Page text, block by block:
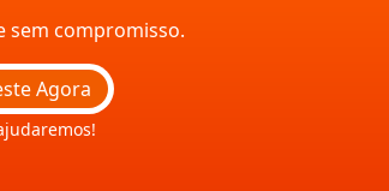
sem compromisso.
Agora